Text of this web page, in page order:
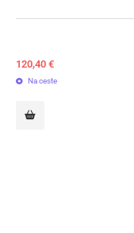
120,40 €
Na ceste